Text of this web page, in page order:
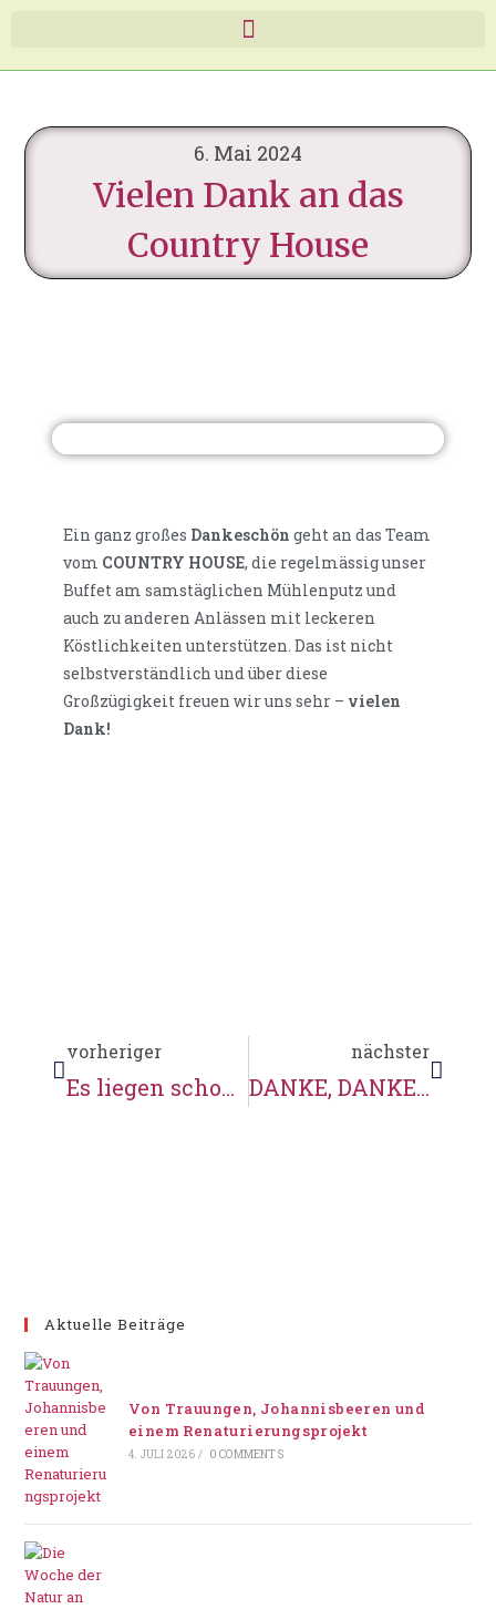
6. Mai 2024
Vielen Dank an das
Country House
Ein ganz großes Dankeschön geht an das Team
vom COUNTRY HOUSE, die regelmässig unser
Buffet am samstäglichen Mühlenputz und
auch zu anderen Anlässen mit leckeren
Köstlichkeiten unterstützen. Das ist nicht
selbstverständlich und über diese
Großzügigkeit freuen wir uns sehr – vielen
Dank!
vorheriger
Es liegen schon 2 Eier im Storchennest!
nächster
DANKE, DANKE, DANKE
Aktuelle Beiträge
Von Trauungen, Johannisbeeren und
einem Renaturierungsprojekt
4. JULI 2026 / 0 COMMENTS